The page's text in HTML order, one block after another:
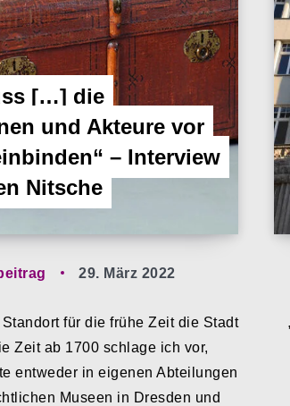
[…] die
und Akteure vor
– Interview
Nitsche
29. März 2022
für die frühe Zeit die Stadt
Zeit ab 1700 schlage ich vor,
entweder in eigenen Abteilungen
Museen in Dresden und